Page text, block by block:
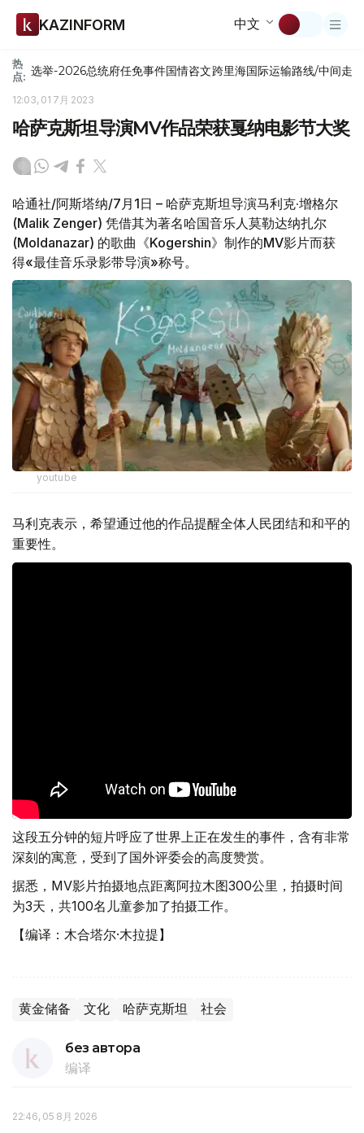
KAZINFORM 中文
热
点: 选举-2026总统府任免事件国情咨文跨里海国际运输路线/中间走廊
12:03, 01 7月 2023
哈萨克斯坦导演MV作品荣获戛纳电影节大奖
哈通社/阿斯塔纳/7月1日 – 哈萨克斯坦导演马利克·增格尔
(Malik Zenger) 凭借其为著名哈国音乐人莫勒达纳扎尔
(Moldanazar) 的歌曲《Kogershin》制作的MV影片而获
得«最佳音乐录影带导演»称号。
youtube
马利克表示，希望通过他的作品提醒全体人民团结和和平的
重要性。
这段五分钟的短片呼应了世界上正在发生的事件，含有非常
深刻的寓意，受到了国外评委会的高度赞赏。
据悉，MV影片拍摄地点距离阿拉木图300公里，拍摄时间
为3天，共100名儿童参加了拍摄工作。
【编译：木合塔尔·木拉提】
黄金储备 文化 哈萨克斯坦 社会
без автора
编译
22:46, 05 8月 2026